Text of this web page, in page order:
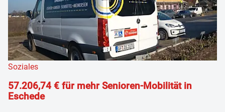
Soziales
57.206,74 € für mehr Senioren-Mobilität in
Eschede